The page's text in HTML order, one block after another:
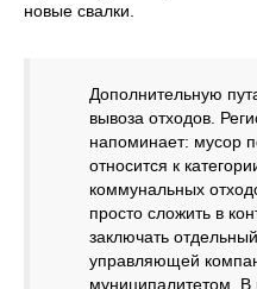
новые свалки.
Дополнительную
вывоза отходов.
напоминает: мусор
относится к
коммунальных
просто сложить в
заключать
управляющей
муниципалитетом. В